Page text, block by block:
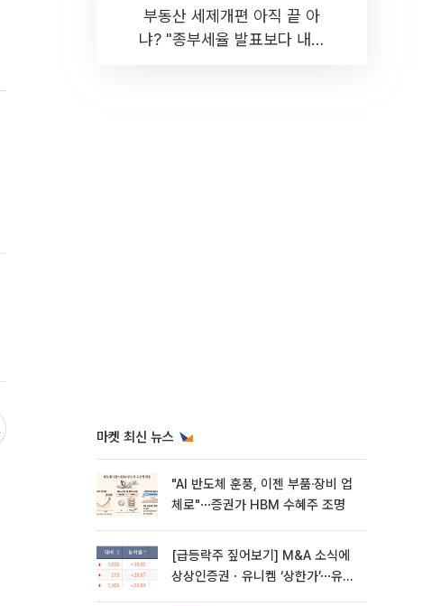
부동산 세제개편 아직 끝 아
냐? "종부세율 발표보다 내릴
마켓 최신 뉴스
"AI 반도체 훈풍, 이젠 부품·장비 업
체로"⋯증권가 HBM 수혜주 조명
[급등락주 짚어보기] M&A 소식에
상상인증권ㆍ유니켐 ‘상한가’⋯유증